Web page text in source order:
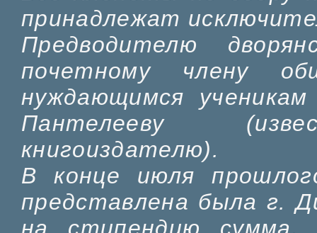
принадлежат
Предводителю
почетному члену
нуждающимся
Пантелееву
книгоиздателю).
В конце июля
представлена была г.
на стипендию